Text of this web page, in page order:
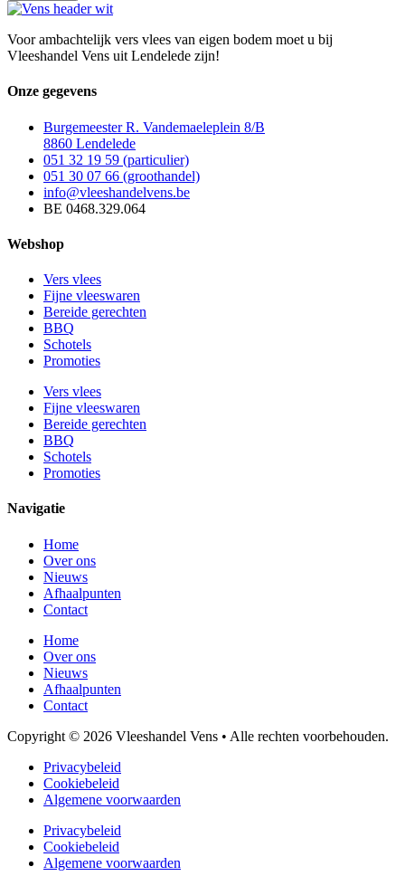
Voor ambachtelijk vers vlees van eigen bodem moet u bij
Vleeshandel Vens uit Lendelede zijn!
Onze gegevens
Burgemeester R. Vandemaeleplein 8/B
8860 Lendelede
051 32 19 59 (particulier)
051 30 07 66 (groothandel)
info@vleeshandelvens.be
BE 0468.329.064
Webshop
Vers vlees
Fijne vleeswaren
Bereide gerechten
BBQ
Schotels
Promoties
Vers vlees
Fijne vleeswaren
Bereide gerechten
BBQ
Schotels
Promoties
Navigatie
Home
Over ons
Nieuws
Afhaalpunten
Contact
Home
Over ons
Nieuws
Afhaalpunten
Contact
Copyright © 2026 Vleeshandel Vens • Alle rechten voorbehouden.
Privacybeleid
Cookiebeleid
Algemene voorwaarden
Privacybeleid
Cookiebeleid
Algemene voorwaarden